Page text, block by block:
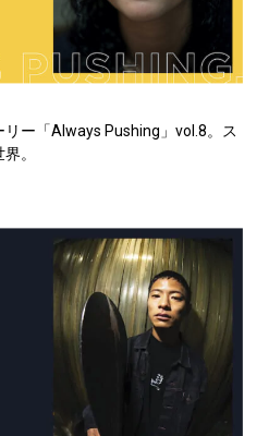
イナムのYouTube
#AH.H
#MUSIC #MOVIE
HANDBOOK
ー「Always Pushing」vol.8。ス
。